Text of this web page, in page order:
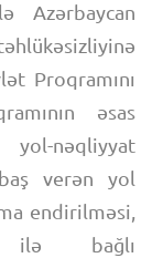
Azərbaycan
Proqramını
əsas
nəqliyyat
baş verən yol
endirilməsi,
ilə bağlı